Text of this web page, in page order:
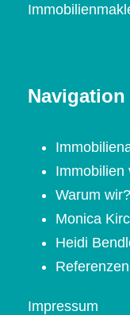
Navigation
Immobilien
Warum wir?
Monica
Heidi
Referenzen
Impressum